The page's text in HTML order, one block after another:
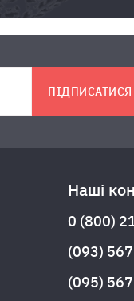
ПІДПИСАТИСЯ
Наші
0 (800)
(093)
(095)